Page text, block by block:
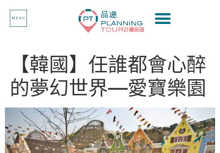
【韓國】任誰都會心醉
的夢幻世界—愛寶樂園